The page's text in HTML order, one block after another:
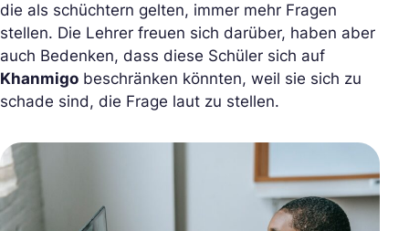
die als schüchtern gelten, immer mehr Fragen
stellen. Die Lehrer freuen sich darüber, haben aber
auch Bedenken, dass diese Schüler sich auf
Khanmigo beschränken könnten, weil sie sich zu
schade sind, die Frage laut zu stellen.